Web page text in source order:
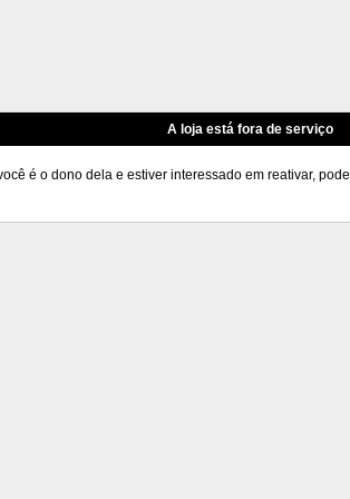
A loja está fora de serviço
é o dono dela e estiver interessado em reativar, pode